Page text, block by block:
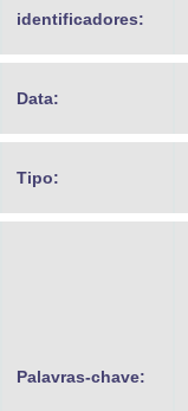
identificadores:
Data:
Tipo:
Palavras-chave: